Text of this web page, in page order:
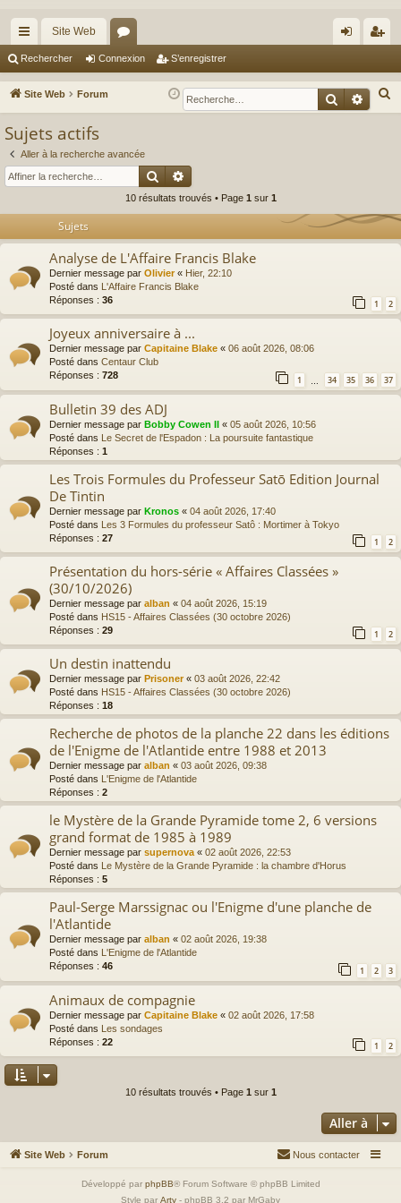
cc
ès
ra
pi
de
Site Web
or
u
m
ne
xi
nr
eg
Rechercher Connexion S’enregistrer
Site Web Forum
e
Sujets actifs
Aller à la recherche avancée
Rechercher
10 résultats trouvés • Page 1 sur 1
Sujets
Analyse de L'Affaire Francis Blake
Dernier message par Olivier« Hier, 22:10
Posté dans L'Affaire Francis Blake
Réponses : 36 1 2
Joyeux anniversaire à ...
Dernier message par Capitaine Blake « 06 août 2026, 08:06
Posté dans Centaur Club
Réponses : 728 1 34 35 36 37
Bulletin 39 des ADJ
Dernier message par Bobby Cowen II « 05 août 2026, 10:56
Posté dans Le Secret de l'Espadon : La poursuite fantastique
Réponses : 1
Les Trois Formules du Professeur Satō Edition Journal
De Tintin
Dernier message par Kronos « 04 août 2026, 17:40
Posté dans Les 3 Formules du professeur Satô : Mortimer à Tokyo
Réponses : 27 1 2
Présentation du hors-série « Affaires Classées »
(30/10/2026)
Dernier message par alban « 04 août 2026, 15:19
Posté dans HS15 - Affaires Classées (30 octobre 2026)
Réponses : 29 1 2
Un destin inattendu
Dernier message par Prisoner« 03 août 2026, 22:42
Posté dans HS15 - Affaires Classées (30 octobre 2026)
Réponses : 18
Recherche de photos de la planche 22 dans les éditions
de l'Enigme de l'Atlantide entre 1988 et 2013
Dernier message par alban « 03 août 2026, 09:38
Posté dans
L'Enigme de l'Atlantide
Réponses : 2
le Mystère de la Grande Pyramide tome 2, 6 versions
grand format de 1985 à 1989
Dernier message par supernova « 02 août 2026, 22:53
Posté dans
Le Mystère de la Grande Pyramide : la chambre d'Horus
Réponses : 5
Paul-Serge Marssignac ou l'Enigme d'une planche de
l'Atlantide
Dernier message par alban « 02 août 2026, 19:38
Posté dans
L'Enigme de l'Atlantide
Réponses : 46 1 2 3
Animaux de compagnie
Dernier message par Capitaine Blake « 02 août 2026, 17:58
Posté dans Les sondages
Réponses : 22 1 2
10 résultats trouvés • Page 1 sur 1
Aller à
Site Web Forum Nous contacter
Développé par phpBB® Forum Software © phpBB Limited
Style par Arty - phpBB 3.2 par MrGaby